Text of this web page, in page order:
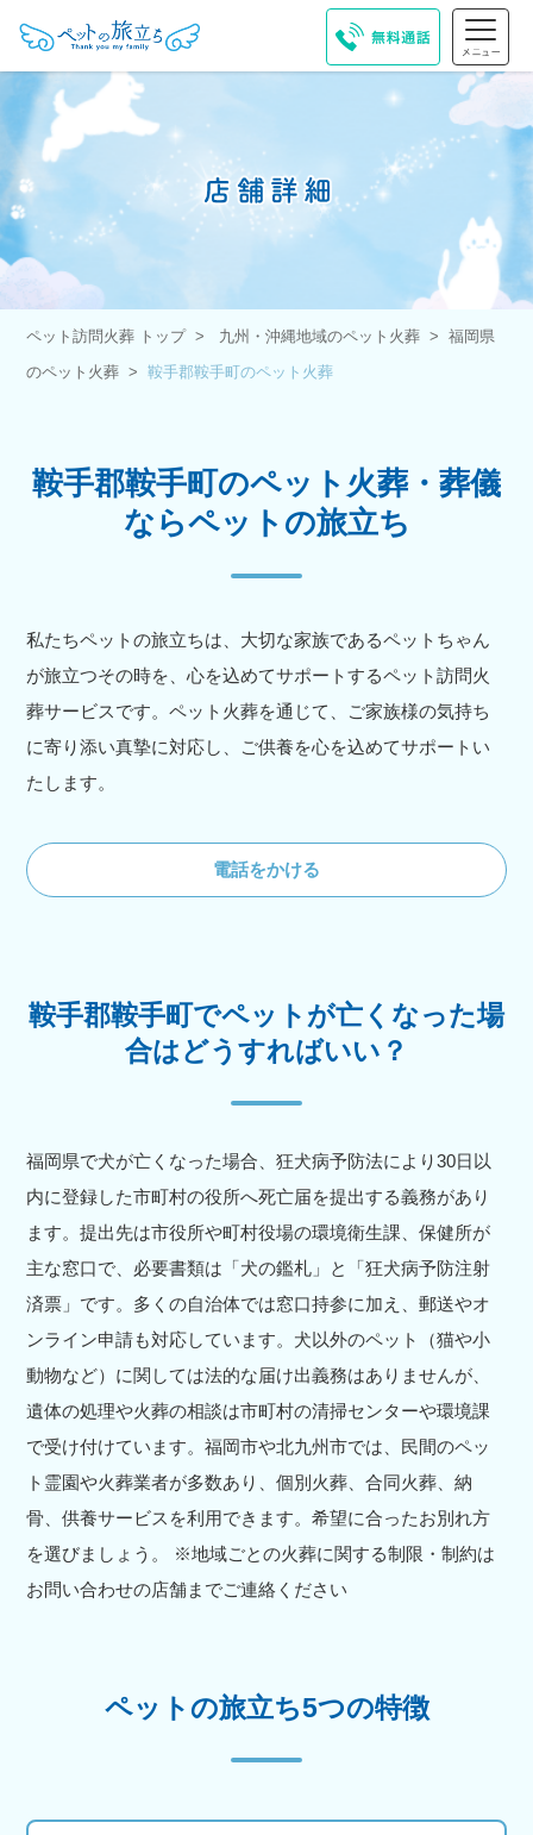
ペット訪問火葬 トップ 九州・沖縄地域のペット火葬
福岡県
のペット火葬
鞍手郡鞍手町のペット火葬
鞍手郡鞍手町のペット火葬・葬儀
ならペットの旅立ち
私たちペットの旅立ちは、大切な家族であるペットちゃん
が旅立つその時を、心を込めてサポートするペット訪問火
葬サービスです。ペット火葬を通じて、ご家族様の気持ち
に寄り添い真摯に対応し、ご供養を心を込めてサポートい
たします。
電話をかける
鞍手郡鞍手町でペットが亡くなった場
合はどうすればいい？
福岡県で犬が亡くなった場合、狂犬病予防法により30日以
内に登録した市町村の役所へ死亡届を提出する義務があり
ます。提出先は市役所や町村役場の環境衛生課、保健所が
主な窓口で、必要書類は「犬の鑑札」と「狂犬病予防注射
済票」です。多くの自治体では窓口持参に加え、郵送やオ
ンライン申請も対応しています。犬以外のペット（猫や小
動物など）に関しては法的な届け出義務はありませんが、
遺体の処理や火葬の相談は市町村の清掃センターや環境課
で受け付けています。福岡市や北九州市では、民間のペッ
ト霊園や火葬業者が多数あり、個別火葬、合同火葬、納
骨、供養サービスを利用できます。希望に合ったお別れ方
を選びましょう。 ※地域ごとの火葬に関する制限・制約は
お問い合わせの店舗までご連絡ください
ペットの旅立ち5つの特徴